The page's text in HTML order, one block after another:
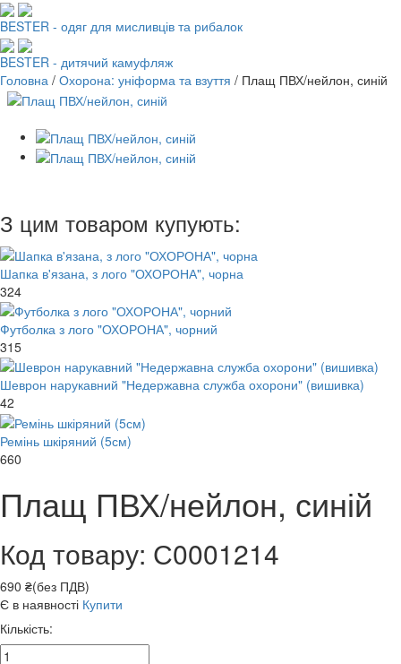
BESTER - одяг для мисливців та рибалок
BESTER - дитячий камуфляж
Головна / Охорона: уніформа та взуття / Плащ ПВХ/нейлон, синій
З цим товаром купують:
Шапка в'язана, з лого "ОХОРОНА", чорна
324
Футболка з лого "ОХОРОНА", чорний
315
Шеврон нарукавний "Недержавна служба охорони" (вишивка)
42
Ремінь шкіряний (5см)
660
Плащ ПВХ/нейлон, синій
Код товару: С0001214
690 ₴(без ПДВ)
Є в наявності Купити
Кількість: